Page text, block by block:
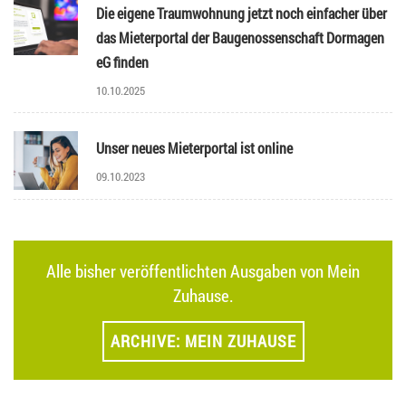
Die eigene Traumwohnung jetzt noch einfacher über
das Mieterportal der Baugenossenschaft Dormagen
eG finden
10.10.2025
Unser neues Mieterportal ist online
09.10.2023
Alle bisher veröffentlichten Ausgaben von Mein
Zuhause.
ARCHIVE: MEIN ZUHAUSE